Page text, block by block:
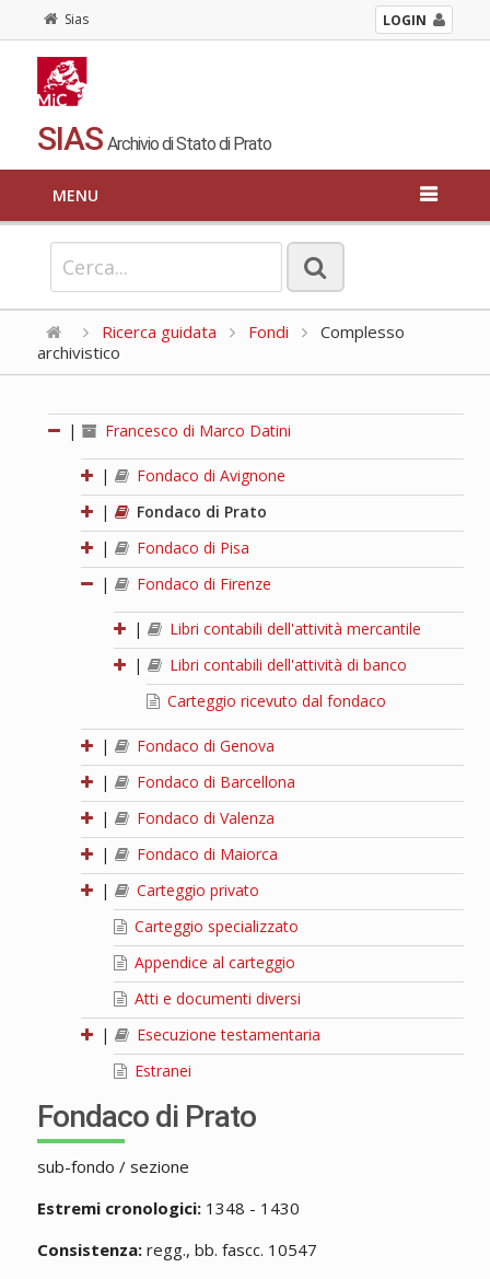
Sias LOGIN
SIAS Archivio di Stato di Prato
MENU
Ricerca guidata Fondi
Complesso
archivistico
| Francesco di Marco Datini
|
Fondaco di Avignone
|
Fondaco di Prato
|
Fondaco di Pisa
|
Fondaco di Firenze
|
Libri contabili dell'attività mercantile
|
Libri contabili dell'attività di banco
Carteggio ricevuto dal fondaco
|
Fondaco di Genova
|
Fondaco di Barcellona
|
Fondaco di Valenza
|
Fondaco di Maiorca
|
Carteggio privato
Carteggio specializzato
Appendice al carteggio
Atti e documenti diversi
|
Esecuzione testamentaria
Estranei
Fondaco di Prato
sub-fondo / sezione
Estremi cronologici:1348 - 1430
Consistenza:regg., bb. fascc. 10547